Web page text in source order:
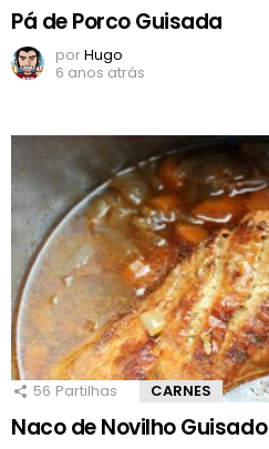
Pá de Porco Guisada
porHugo
6 anos atrás
56 Partilhas CARNES
Naco de Novilho Guisado